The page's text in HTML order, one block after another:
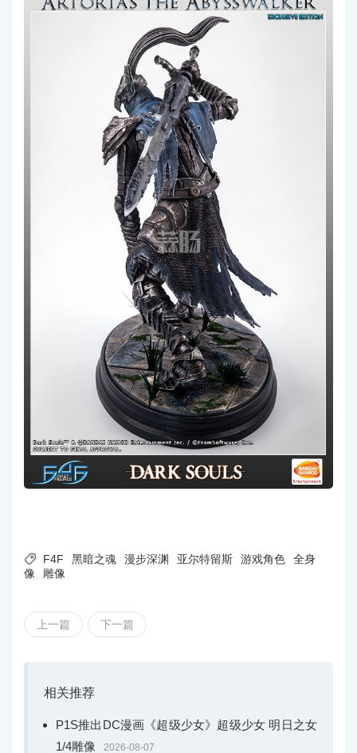
 F4F 黑暗之魂 漫步深渊 亚尔特留斯 游戏角色
全身
像
雕像
上一篇 下一篇
相关推荐
P1S推出DC漫画《超级少女》超级少女 明日之女
1/4雕像
2026-08-07